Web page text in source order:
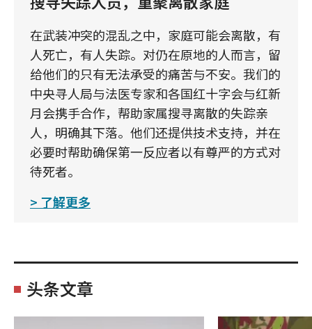
在武装冲突的混乱之中，家庭可能会离散，有
人死亡，有人失踪。对仍在原地的人而言，留
给他们的只有无法承受的痛苦与不安。我们的
中央寻人局与法医专家和各国红十字会与红新
月会携手合作，帮助家属搜寻离散的失踪亲
人，明确其下落。他们还提供技术支持，并在
必要时帮助确保第一反应者以有尊严的方式对
待死者。
了解更多
头条文章